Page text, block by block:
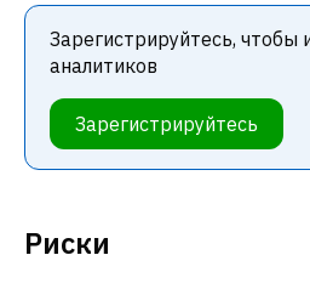
Риски
Зарегистрируйтесь, чтобы
аналитиков
Зарегистрируйтесь